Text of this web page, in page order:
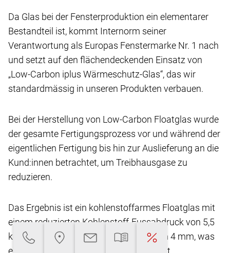
Da Glas bei der Fensterproduktion ein elementarer
Bestandteil ist, kommt Internorm seiner
Verantwortung als Europas Fenstermarke Nr. 1 nach
und setzt auf den flächendeckenden Einsatz von
„Low-Carbon iplus Wärmeschutz-Glas“, das wir
standardmässig in unseren Produkten verbauen.
Bei der Herstellung von Low-Carbon Floatglas wurde
der gesamte Fertigungsprozess vor und während der
eigentlichen Fertigung bis hin zur Auslieferung an die
Kund:innen betrachtet, um Treibhausgase zu
reduzieren.
Das Ergebnis ist ein kohlenstoffarmes Floatglas mit
einem reduzierten Kohlenstoff-Fussabdruck von 5,5
kg CO2-eq/m2** bei einer Glasdicke von 4 mm, was
eine Reduktion von über 45 % ermöglicht.